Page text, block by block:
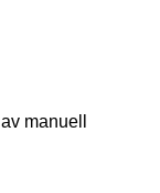
manuell